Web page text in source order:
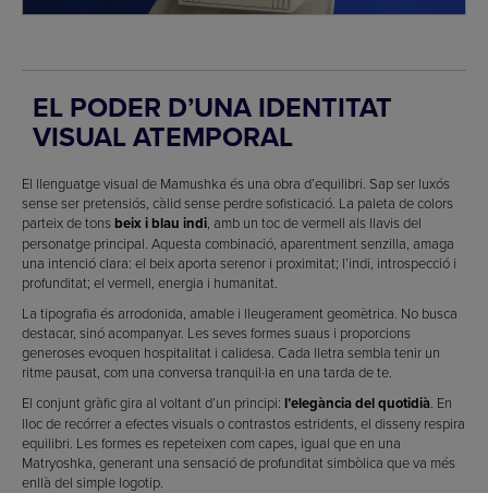
EL PODER D’UNA IDENTITAT
VISUAL ATEMPORAL
El llenguatge visual de Mamushka és una obra d’equilibri. Sap ser luxós
sense ser pretensiós, càlid sense perdre sofisticació. La paleta de colors
parteix de tons beix i blau indi, amb un toc de vermell als llavis del
personatge principal. Aquesta combinació, aparentment senzilla, amaga
una intenció clara: el beix aporta serenor i proximitat; l’indi, introspecció i
profunditat; el vermell, energia i humanitat.
La tipografia és arrodonida, amable i lleugerament geomètrica. No busca
destacar, sinó acompanyar. Les seves formes suaus i proporcions
generoses evoquen hospitalitat i calidesa. Cada lletra sembla tenir un
ritme pausat, com una conversa tranquil·la en una tarda de te.
El conjunt gràfic gira al voltant d’un principi: l’elegància del quotidià. En
lloc de recórrer a efectes visuals o contrastos estridents, el disseny respira
equilibri. Les formes es repeteixen com capes, igual que en una
Matryoshka, generant una sensació de profunditat simbòlica que va més
enllà del simple logotip.